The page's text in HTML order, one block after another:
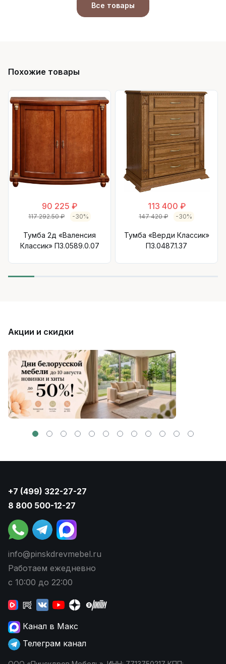
Все товары
Похожие товары
90 225 ₽
117 292.50 ₽ -30%
Тумба 2д «Валенсия
Классик» П3.0589.0.07
113 400 ₽
147 420 ₽ -30%
Тумба «Верди Классик»
П3.0487.1.37
Акции и скидки
+7 (499) 322-27-27
8 800 500-12-27
info@pinskdrevmebel.ru
Работаем ежедневно
с 10:00 до 22:00
Канал в Макс
Телеграм канал